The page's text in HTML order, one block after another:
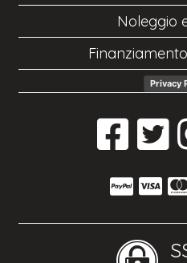
Noleggio
Privacy